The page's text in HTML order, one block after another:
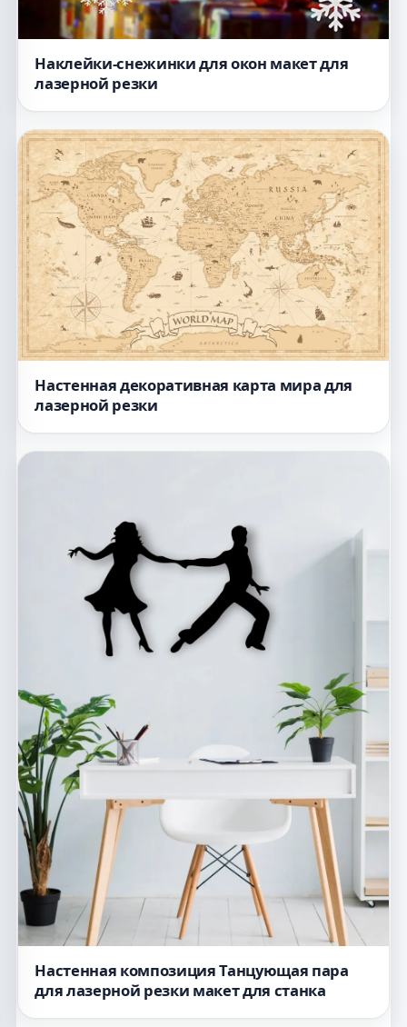
Наклейки-снежинки для окон макет для
лазерной резки
Настенная декоративная карта мира для
лазерной резки
Настенная композиция Танцующая пара
для лазерной резки макет для станка